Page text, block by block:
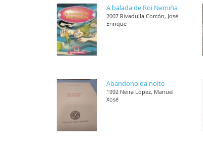
A balada de Roi Nemiña
2007 Rivadulla Corcón, José
Enrique
Abandono da noite
1992 Neira López, Manuel
Xosé